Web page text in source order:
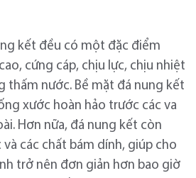
kết đều có một đặc điểm
cứng cáp, chịu lực, chịu nhiệt
thấm nước. Bề mặt đá nung kết
xước hoàn hảo trước các va
Hơn nữa, đá nung kết còn
các chất bám dính, giúp cho
trở nên đơn giản hơn bao giờ